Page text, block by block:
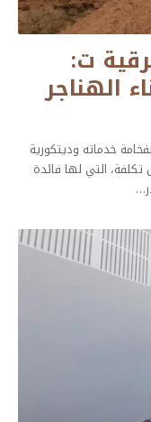
ت:
بناء الهناجر
خدماته وديتكورية
التي لها فائدة
…